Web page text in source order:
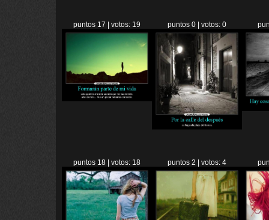
puntos 17 | votos: 19 puntos 0 | votos: 0
puntos 18 | votos: 18 puntos 2 | votos: 4